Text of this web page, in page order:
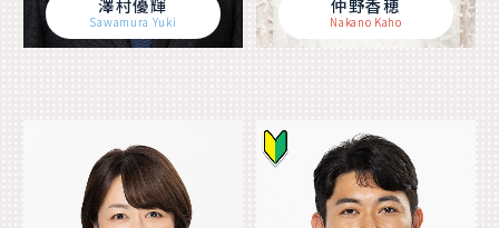
澤村優輝
Sawamura Yuki
仲野香穂
Nakano Kaho